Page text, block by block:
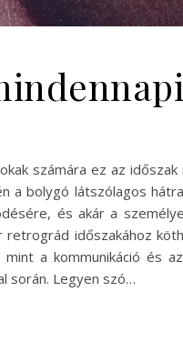
számára ez az időszak
a bolygó látszólagos
és akár a
időszakához
a kommunikáció és
során. Legyen szó…